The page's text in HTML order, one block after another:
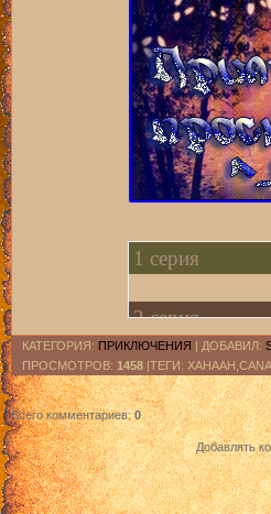
1 серия
2 серия
3 серия
4 серия
5 серия
КАТЕГОРИЯ: ПРИКЛЮЧЕНИЯ | ДОБАВИЛ:
ПРОСМОТРОВ: 1458 |ТЕГИ:
Всего комментариев:0
Добавлять